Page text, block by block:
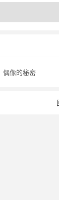
偶像的秘密